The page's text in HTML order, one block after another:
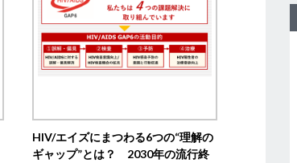
HIV/エイズにまつわる6つの“理解の
ギャップ”とは？ 2030年の流行終